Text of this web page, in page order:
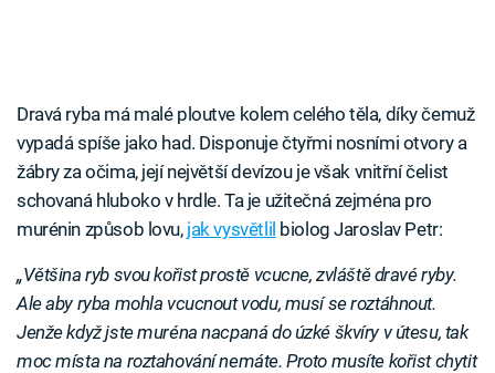
Dravá ryba má malé ploutve kolem celého těla, díky čemuž
vypadá spíše jako had. Disponuje čtyřmi nosními otvory a
žábry za očima, její největší devízou je však vnitřní čelist
schovaná hluboko v hrdle. Ta je užitečná zejména pro
murénin způsob lovu, jak vysvětlil biolog Jaroslav Petr:
„Většina ryb svou kořist prostě vcucne, zvláště dravé ryby.
Ale aby ryba mohla vcucnout vodu, musí se roztáhnout.
Jenže když jste muréna nacpaná do úzké škvíry v útesu, tak
moc místa na roztahování nemáte. Proto musíte kořist chytit